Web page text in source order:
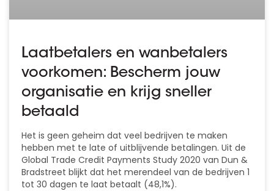
Laatbetalers en wanbetalers
voorkomen: Bescherm jouw
organisatie en krijg sneller
betaald
Het is geen geheim dat veel bedrijven te maken
hebben met te late of uitblijvende betalingen. Uit de
Global Trade Credit Payments Study 2020 van Dun &
Bradstreet blijkt dat het merendeel van de bedrijven 1
tot 30 dagen te laat betaalt (48,1%).